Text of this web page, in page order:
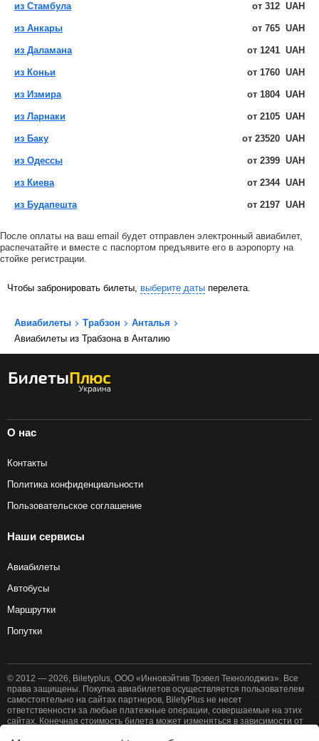
из Стамбула от 312 UAH
из Анкары от 765 UAH
из Даламана от 1241 UAH
из Коньи от 1760 UAH
из Измира от 1804 UAH
из Ларнаки от 2105 UAH
из Баку от 23520 UAH
из Одессы от 2399 UAH
из Киева от 2344 UAH
из Будапешта от 2197 UAH
После оплаты на ваш email будет отправлен электронный авиабилет,
распечатайте и вместе с паспортом предъявите его в аэропорту на
стойке регистрации.
Чтобы забронировать билеты, выберите даты перелета.
Авиабилеты Трабзон
Анталья
Авиабилеты из Трабзона в Анталию
О нас
Контакты
Политика конфиденциальности
Пользовательское соглашение
Наши сервисы
Авиабилеты
Автобусы
Маршрутки
Попутки
© 2012 — 2026, Biletyplus, ООО «Инновэйтив Трэвел Текнолоджиз». Все
права защищены. Покупка авиабилетов осуществляется пользователем
самостоятельно на сайтах партнеров, BiletyPlus не несет
ответственности за любые платежные операции, совершаемые на этих
сайтах. Конечная стоимость билета может изменяться в зависимости от